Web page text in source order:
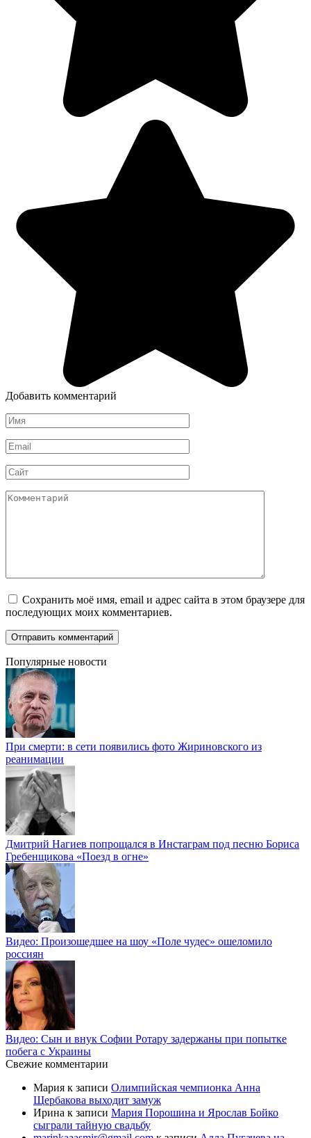
Добавить комментарий
Имя
*
Email
*
Сайт
Комментарий
Сохранить моё имя, email и адрес сайта в этом браузере для
последующих моих комментариев.
Популярные новости
При смерти: в сети появились фото Жириновского из
реанимации
Дмитрий Нагиев попрощался в Инстаграм под песню Бориса
Гребенщикова «Поезд в огне»
Видео: Произошедшее на шоу «Поле чудес» ошеломило
россиян
Видео: Сын и внук Софии Ротару задержаны при попытке
побега с Украины
Свежие комментарии
Мария к записи Олимпийская чемпионка Анна
Щербакова выходит замуж
Ирина к записи Мария Порошина и Ярослав Бойко
сыграли тайную свадьбу